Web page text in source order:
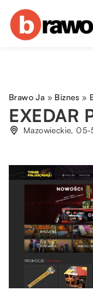
Brawo Ja » Biznes »
EXEDAR
Mazowieckie,